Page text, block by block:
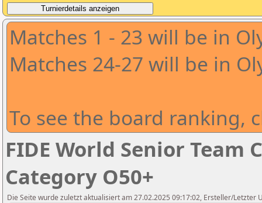
Matches 1 - 23 will be in
Matches 24-27 will be in
To see the board ranking,
FIDE World Senior Team
Category O50+
Die Seite wurde zuletzt aktualisiert am 27.02.2025 09:17:02, Ersteller/Letzter